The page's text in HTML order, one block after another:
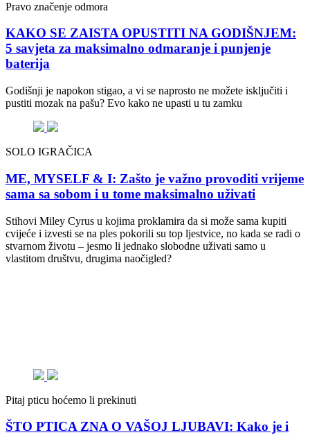
Pravo značenje odmora
KAKO SE ZAISTA OPUSTITI NA GODIŠNJEM:
5 savjeta za maksimalno odmaranje i punjenje
baterija
Godišnji je napokon stigao, a vi se naprosto ne možete isključiti i
pustiti mozak na pašu? Evo kako ne upasti u tu zamku
SOLO IGRAČICA
ME, MYSELF & I: Zašto je važno provoditi vrijeme
sama sa sobom i u tome maksimalno uživati
Stihovi Miley Cyrus u kojima proklamira da si može sama kupiti
cvijeće i izvesti se na ples pokorili su top ljestvice, no kada se radi o
stvarnom životu – jesmo li jednako slobodne uživati samo u
vlastitom društvu, drugima naočigled?
Pitaj pticu hoćemo li prekinuti
ŠTO PTICA ZNA O VAŠOJ LJUBAVI: Kako je i